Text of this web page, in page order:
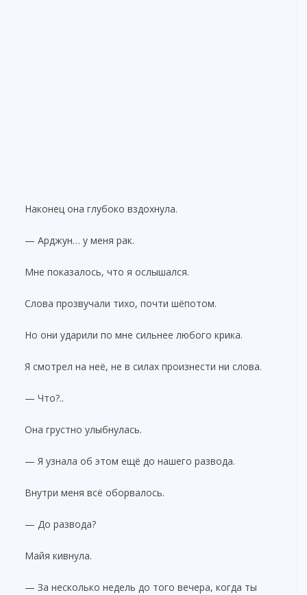
Наконец она глубоко вздохнула.
— Арджун… у меня рак.
Мне показалось, что я ослышался.
Слова прозвучали тихо, почти шёпотом.
Но они ударили по мне сильнее любого крика.
Я смотрел на неё, не в силах произнести ни слова.
— Что?..
Она грустно улыбнулась.
— Я узнала об этом ещё до нашего развода.
Внутри меня всё оборвалось.
— До развода?
Майя кивнула.
— За несколько недель до того вечера, когда ты